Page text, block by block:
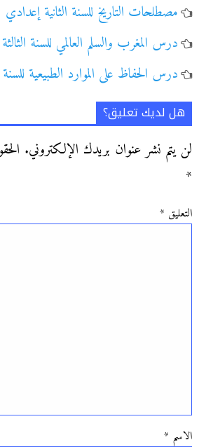
مصطلحات التاريخ للسنة الثانية إعدادي
درس المغرب والسلم العالمي للسنة
درس الحفاظ على الموارد الطبيعية للسنة
هل لديك تعليق؟
لن يتم نشر عنوان بريدك الإلكتروني.
*
التعليق *
الاسم *